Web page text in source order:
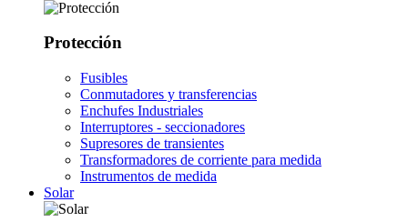
Protección
Fusibles
Conmutadores y transferencias
Enchufes Industriales
Interruptores - seccionadores
Supresores de transientes
Transformadores de corriente para medida
Instrumentos de medida
Solar